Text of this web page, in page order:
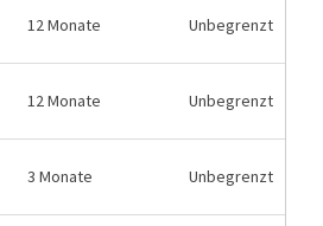
12 Monate Unbegrenzt
12 Monate Unbegrenzt
3 Monate Unbegrenzt